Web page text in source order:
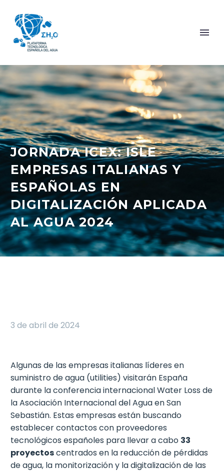
JORNADA ICEX: ISLE
EMPRESAS ITALIANAS Y
ESPAÑOLAS EN
DIGITALIZACIÓN APLICADA
AL AGUA 2024
3 de abril de 2024
Algunas de las empresas italianas líderes en
suministro de agua (utilities) visitarán España
durante la conferencia internacional Water Loss de
la Asociación Internacional del Agua en San
Sebastián. Estas empresas están buscando
establecer contactos con proveedores
tecnológicos españoles para llevar a cabo 33
proyectoscentrados en la reducción de pérdidas
de agua, la monitorización y la digitalización de las